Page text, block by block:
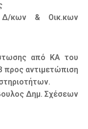
Δ/κων & Οικ.κων
από ΚΑ του
προς αντιμετώπιση
Δημ. Σχέσεων